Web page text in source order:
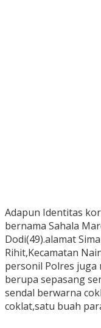
Adapun Identitas
bernama Sahala
Dodi(49).alamat
Rihit,Kecamatan
personil Polres
berupa sepasang
sendal berwarna
coklat,satu buah